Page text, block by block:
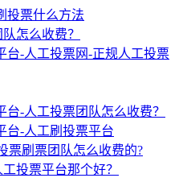
投票什么方法
怎么收费？
台-人工投票网-正规人工投票
-人工投票团队怎么收费？
台-人工刷投票平台
票刷票团队怎么收费的?
投票平台那个好？